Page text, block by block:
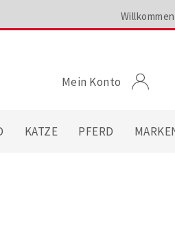
Mein Konto
KATZE PFERD